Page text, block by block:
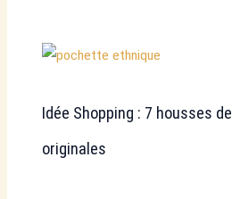
Idée Shopping : 7 housses
originales